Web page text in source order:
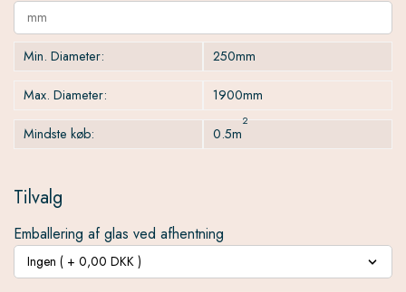
Min. Diameter: 250mm
Max. Diameter: 1900mm
Mindste køb: 0.5m
2
Tilvalg
Emballering af glas ved afhentning